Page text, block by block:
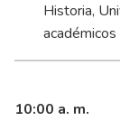
Historia,
10:00 a. m.